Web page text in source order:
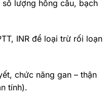
số lượng hồng cầu, bạch
INR để loại trừ rối loạn
chức năng gan – thận
tính).